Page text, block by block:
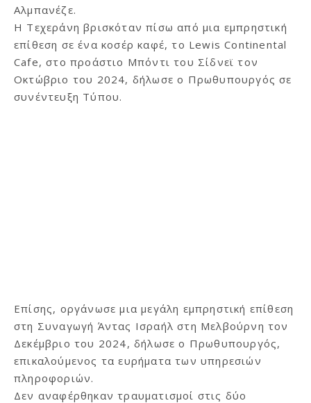
Αλμπανέζε.
Η Τεχεράνη βρισκόταν πίσω από μια εμπρηστική
επίθεση σε ένα κοσέρ καφέ, το Lewis Continental
Cafe, στο προάστιο Μπόντι του Σίδνεϊ τον
Οκτώβριο του 2024, δήλωσε ο Πρωθυπουργός σε
συνέντευξη Τύπου.
Επίσης, οργάνωσε μια μεγάλη εμπρηστική επίθεση
στη Συναγωγή Άντας Ισραήλ στη Μελβούρνη τον
Δεκέμβριο του 2024, δήλωσε ο Πρωθυπουργός,
επικαλούμενος τα ευρήματα των υπηρεσιών
πληροφοριών.
Δεν αναφέρθηκαν τραυματισμοί στις δύο